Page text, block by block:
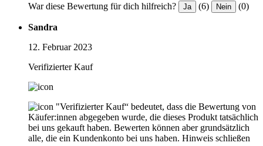
War diese Bewertung für dich hilfreich? Ja (6) Nein (0)
Sandra
12. Februar 2023
Verifizierter Kauf
"Verifizierter Kauf“ bedeutet, dass die Bewertung von
Käufer:innen abgegeben wurde, die dieses Produkt tatsächlich
bei uns gekauft haben. Bewerten können aber grundsätzlich
alle, die ein Kundenkonto bei uns haben. Hinweis schließen